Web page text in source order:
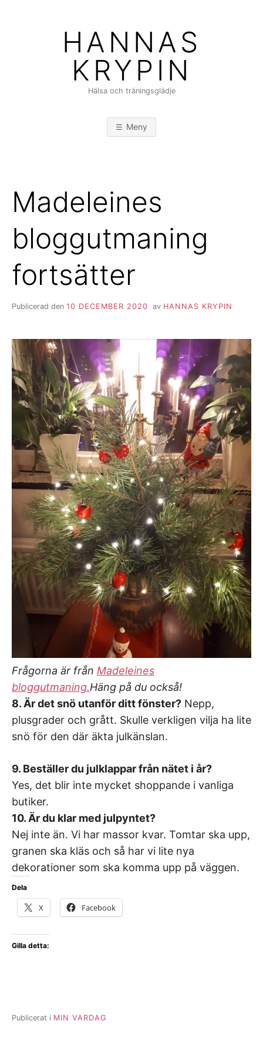
HANNAS
KRYPIN
Hälsa och träningsglädje
Meny
Madeleines
bloggutmaning
fortsätter
Publicerad den 10 DECEMBER 2020 av HANNAS KRYPIN
Frågorna är från Madeleines
bloggutmaning.Häng på du också!
8. Är det snö utanför ditt fönster? Nepp,
plusgrader och grått. Skulle verkligen vilja ha lite
snö för den där äkta julkänslan.
9. Beställer du julklappar från nätet i år?
Yes, det blir inte mycket shoppande i vanliga
butiker.
10. Är du klar med julpyntet?
Nej inte än. Vi har massor kvar. Tomtar ska upp,
granen ska kläs och så har vi lite nya
dekorationer som ska komma upp på väggen.
Dela
X Facebook
Gilla detta:
Publicerat i MIN VARDAG